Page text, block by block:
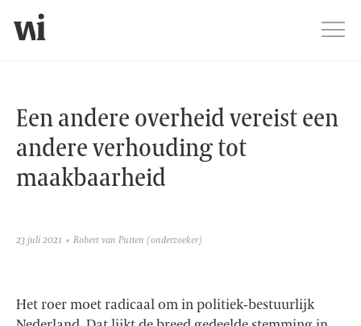
Een andere overheid vereist een
Een andere overheid vereist een
andere verhouding tot
maakbaarheid
23 juli 2021 Robert van Putten (onderzoeker)
Het roer moet radicaal om in politiek-bestuurlijk